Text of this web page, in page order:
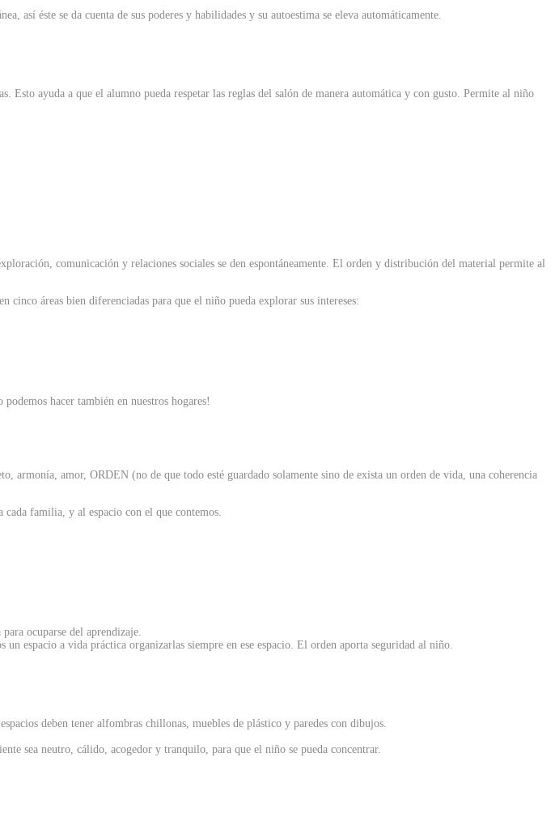
así éste se da cuenta de sus poderes y habilidades y su autoestima se eleva automáticamente.
ayuda a que el alumno pueda respetar las reglas del salón de manera automática y con gusto. Permite al niño
comunicación y relaciones sociales se den espontáneamente. El orden y distribución del material permite al
áreas bien diferenciadas para que el niño pueda explorar sus intereses:
hacer también en nuestros hogares!
amor, ORDEN (no de que todo esté guardado solamente sino de exista un orden de vida, una coherencia
familia, y al espacio con el que contemos.
ocuparse del aprendizaje.
espacio a vida práctica organizarlas siempre en ese espacio. El orden aporta seguridad al niño.
deben tener alfombras chillonas, muebles de plástico y paredes con dibujos.
sea neutro, cálido, acogedor y tranquilo, para que el niño se pueda concentrar.